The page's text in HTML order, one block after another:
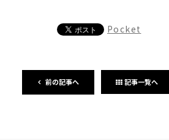
Pocket
前の記事へ 記事一覧へ